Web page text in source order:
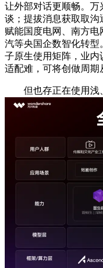
让外部对话更顺畅。万
谈；提拔消息获取取沟
赋能国度电网、南方
汽等央国企数智化转型
子原生使用矩阵，业内
适配难，可将创做周期
但也存正在使用浅